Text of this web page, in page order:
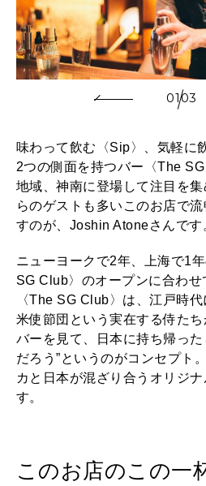
0103
味わって飲む〈Sip〉、気軽に
2つの側面を持つバー〈The
地域、神南に登場して注目を
らのゲストも多いこのお店で
すのが、Joshin Atoneさんです
ニューヨークで2年、上海で1
SG Club〉のオープンに合わせ
〈The SG Club〉は、江戸時
米使節団という実在する侍た
バーを見て、日本に持ち帰っ
だろう”というのがコンセプト
カと日本が混ざり合うオリジ
す。
このお店のこの一